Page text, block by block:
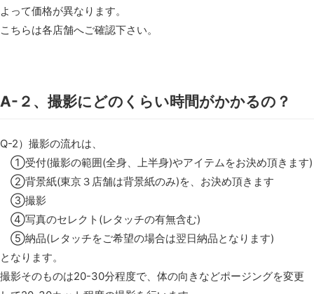
よって価格が異なります。
こちらは各店舗へご確認下さい。
A-２、撮影にどのくらい時間がかかるの？
Q-2）撮影の流れは、
①受付(撮影の範囲(全身、上半身)やアイテムをお決め頂きます)
②背景紙(東京３店舗は背景紙のみ)を、お決め頂きます
③撮影
④写真のセレクト(レタッチの有無含む)
⑤納品(レタッチをご希望の場合は翌日納品となります)
となります。
撮影そのものは20-30分程度で、体の向きなどポージングを変更